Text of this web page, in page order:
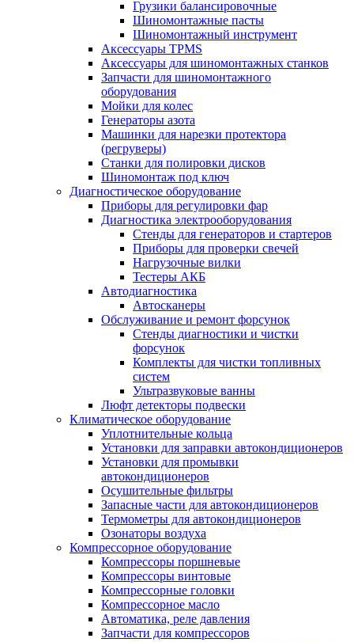
Грузики балансировочные
Шиномонтажные пасты
Шиномонтажный инструмент
Аксессуары TPMS
Аксессуары для шиномонтажных станков
Запчасти для шиномонтажного
оборудования
Мойки для колес
Генераторы азота
Машинки для нарезки протектора
(регруверы)
Станки для полировки дисков
Шиномонтаж под ключ
Диагностическое оборудование
Приборы для регулировки фар
Диагностика электрооборудования
Стенды для генераторов и стартеров
Приборы для проверки свечей
Нагрузочные вилки
Тестеры АКБ
Автодиагностика
Автосканеры
Обслуживание и ремонт форсунок
Стенды диагностики и чистки
форсунок
Комплекты для чистки топливных
систем
Ультразвуковые ванны
Люфт детекторы подвески
Климатическое оборудование
Уплотнительные кольца
Установки для заправки автокондиционеров
Установки для промывки
автокондиционеров
Осушительные фильтры
Запасные части для автокондиционеров
Термометры для автокондиционеров
Озонаторы воздуха
Компрессорное оборудование
Компрессоры поршневые
Компрессоры винтовые
Компрессорные головки
Компрессорное масло
Автоматика, реле давления
Запчасти для компрессоров